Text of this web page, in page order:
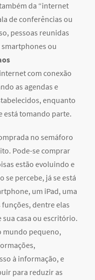
da “internet
de conferências ou
pessoas reunidas
smartphones ou
com conexão
as agendas e
enquanto
está tomando parte.
no semáforo
Pode-se comprar
estão evoluindo e
percebe, já se está
um iPad, uma
funções, dentre elas
casa ou escritório.
mundo pequeno,
à informação, e
para reduzir as